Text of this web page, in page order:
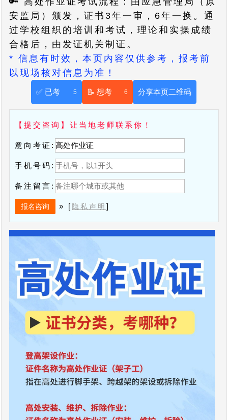
安监局）颁发，证书3年一审，6年一换。通
过学校组织的培训和考试，理论和实操成绩
合格后，由发证机关制证。
* 信息有时效，本页内容仅供参考，报考前
以现场核对信息为准！
5
✅ 已考 6
📝 想考 分享本页二维码
【提交咨询】让当地老师联系你！
意向考证:
手机号码:
备注留言:
» [隐私声明]